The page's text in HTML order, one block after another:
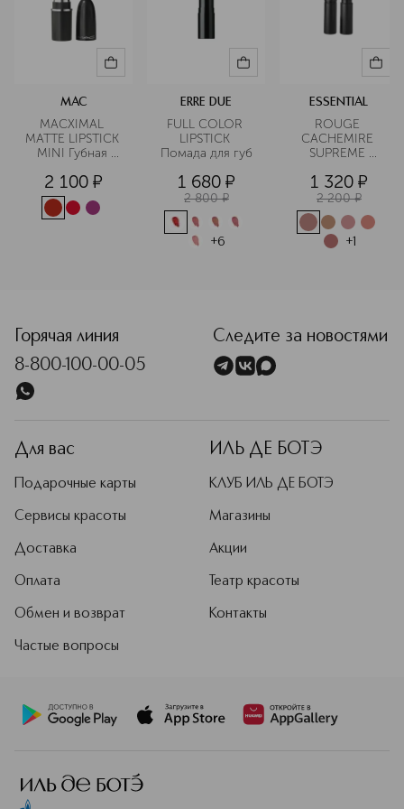
MAC
MACXIMAL
MATTE LIPSTICK
MINI Губная
дорожном
формате
2 100 ¤
ERRE DUE
FULL COLOR
LIPSTICK
Помада для губ
1 680 ¤
2 800 ¤
+6
ESSENTIAL
ROUGE
CACHEMIRE
SUPREME
1 320 ¤
2 200 ¤
+1
Горячая линия
8-800-100-00-05
Следите за новостями
Для вас
Подарочные карты
Сервисы красоты
Доставка
Оплата
Обмен и возврат
Частые вопросы
ИЛЬ ДЕ БОТЭ
КЛУБ ИЛЬ ДЕ БОТЭ
Магазины
Акции
Театр красоты
Контакты